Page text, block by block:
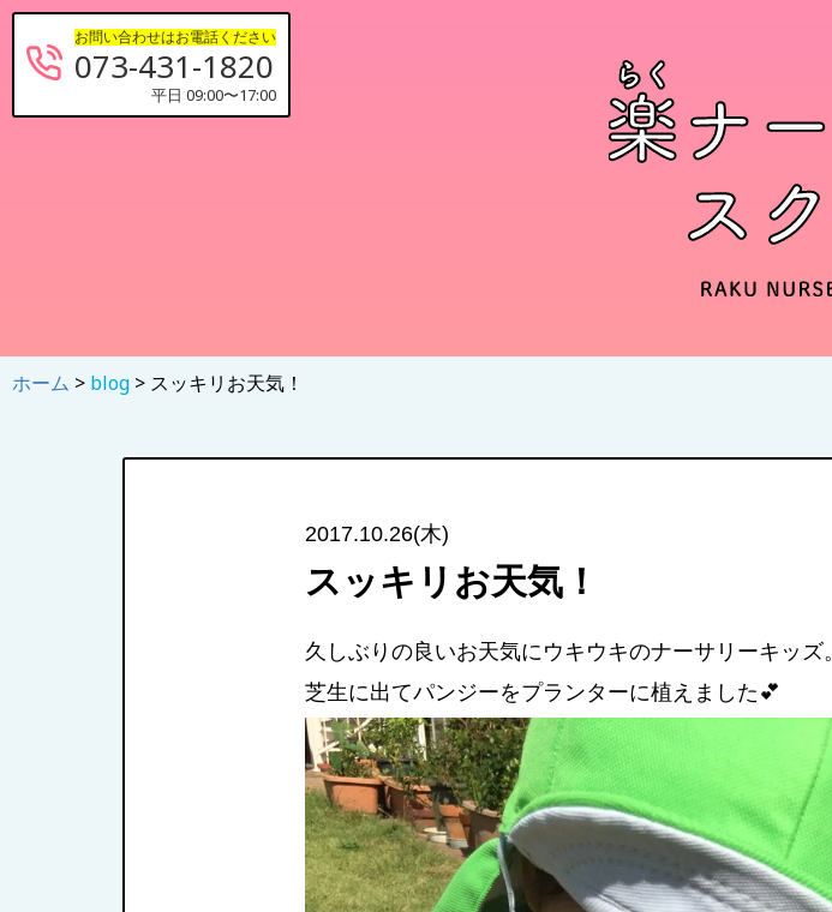
お問い合わせはお電話ください
073-431-1820
平日 09:00〜17:00
ホーム > blog > スッキリお天気！
2017.10.26(木)
スッキリお天気！
久しぶりの良いお天気にウキウキのナーサリーキッズ。
芝生に出てパンジーをプランターに植えました💕